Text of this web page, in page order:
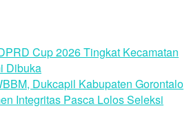
Cup 2026 Tingkat Kecamatan
Dibuka
Dukcapil Kabupaten Gorontalo
Integritas Pasca Lolos Seleksi